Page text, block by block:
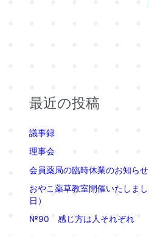
最近の投稿
議事録
理事会
会員薬局の臨時休業のお知ら
おやこ薬草教室開催いたしま
日）
№90 感じ方は人それぞれ